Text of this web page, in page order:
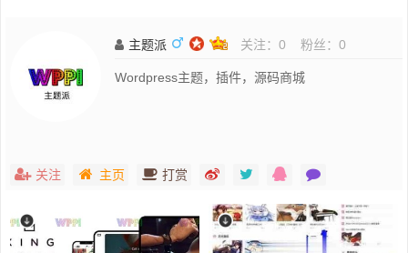
主题派 关注： 0 粉丝： 0
Wordpress主题，插件，源码商城
关注 主页 打赏